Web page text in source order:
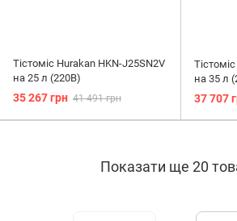
Тістоміс Hurakan HKN-J25SN2V
на 25 л (220B)
35 267 грн 41 491 грн
на 35 л
37 707
Показати ще 20